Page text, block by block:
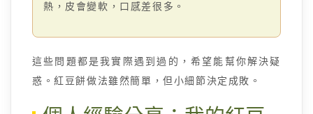
熱，皮會變軟，口感差很多。
這些問題都是我實際遇到過的，希望能幫你解決疑
惑。紅豆餅做法雖然簡單，但小細節決定成敗。